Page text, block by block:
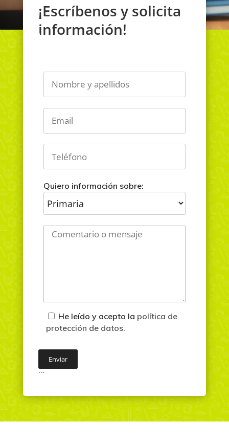
¡Escríbenos y solicita
información!
Quiero información sobre:
He leído y acepto la política de
protección de datos.
```